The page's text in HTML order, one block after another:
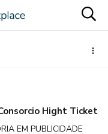
Hight Ticket
EM PUBLICIDADE